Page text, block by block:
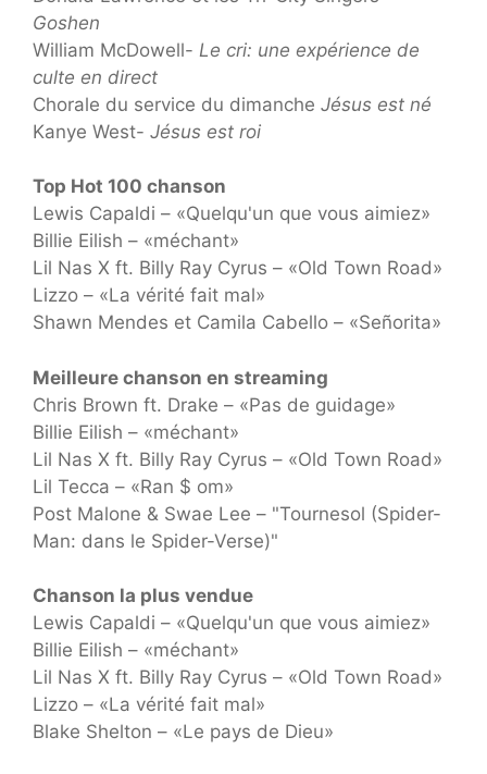
Goshen
William McDowell- Le cri: une expérience de
culte en direct
Chorale du service du dimanche Jésus est né
Kanye West- Jésus est roi
Top Hot 100 chanson
Lewis Capaldi – «Quelqu'un que vous aimiez»
Billie Eilish – «méchant»
Lil Nas X ft. Billy Ray Cyrus – «Old Town Road»
Lizzo – «La vérité fait mal»
Shawn Mendes et Camila Cabello – «Señorita»
Meilleure chanson en streaming
Chris Brown ft. Drake – «Pas de guidage»
Billie Eilish – «méchant»
Lil Nas X ft. Billy Ray Cyrus – «Old Town Road»
Lil Tecca – «Ran $ om»
Post Malone & Swae Lee – "Tournesol (Spider-
Man: dans le Spider-Verse)"
Chanson la plus vendue
Lewis Capaldi – «Quelqu'un que vous aimiez»
Billie Eilish – «méchant»
Lil Nas X ft. Billy Ray Cyrus – «Old Town Road»
Lizzo – «La vérité fait mal»
Blake Shelton – «Le pays de Dieu»